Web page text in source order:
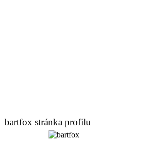
bartfox stránka profilu